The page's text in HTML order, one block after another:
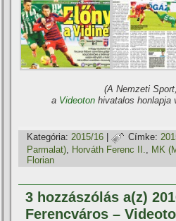
(A Nemzeti
a Videotonhivatalos honlapja
Kategória: 2015/16 | Címke:
Parmalat) Horváth Ferenc II. MK
Florian
3 hozzászólás a(z)
Ferencváros –